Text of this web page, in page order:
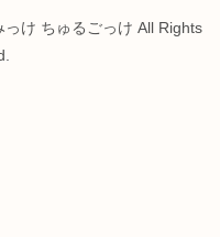
け ちゅるごっけ All Rights